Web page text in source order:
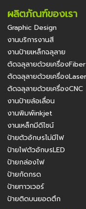
ผลิตภัณฑ์ของเรา
Graphic Design
งานบริการงานสี
งานป้ายเหล็กฉลุลาย
ตัดฉลุลายด้วยเครื่อง
ตัดฉลุลายด้วยเครื่องLaser
ตัดฉลุลายด้วยเครื่องCNC
งานป้ายล้อเลื่อน
งานพิมพ์inkjet
งานเหล็กมีดีไซน์
ป้ายตัวอักษรไม่มีไฟ
ป้ายไฟตัวอักษรLED
ป้ายกล่องไฟ
ป้ายกัดกรด
ป้ายทาวเวอร์
ป้ายติดบนยอดตึก